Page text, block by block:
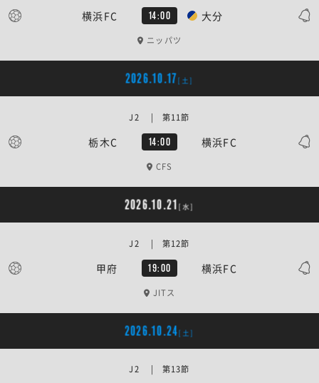
横浜FC 14:00 大分
ニッパツ
2026.10.17[土]
栃木C 14:00 横浜FC
J2 | 第11節
CFS
2026.10.21 [水]
甲府 19:00 横浜FC
J2 | 第12節
JITス
2026.10.24[土]
J2 | 第13節